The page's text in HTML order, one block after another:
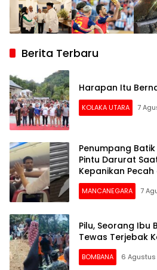
Berita Terbaru
Harapan Itu
KOLAKA UTARA 7
Penumpang
Pintu Darurat
Kepanikan
MANCANEGARA 7
Pilu, Seorang Ibu
Tewas Terjebak
BOMBANA 6